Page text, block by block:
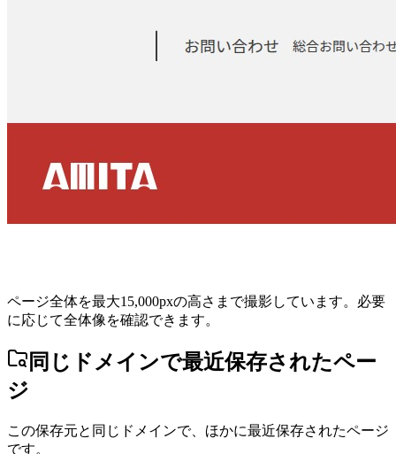
ページ全体を最大15,000pxの高さまで撮影しています。必要
に応じて全体像を確認できます。
同じドメインで最近保存されたペー
ジ
この保存元と同じドメインで、ほかに最近保存されたページ
です。